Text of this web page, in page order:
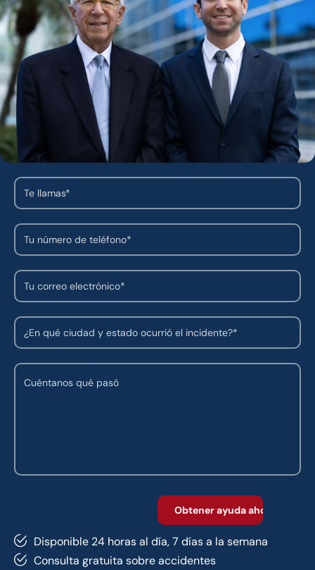
Disponible 24 horas al día, 7 días a la semana
Consulta gratuita sobre accidentes